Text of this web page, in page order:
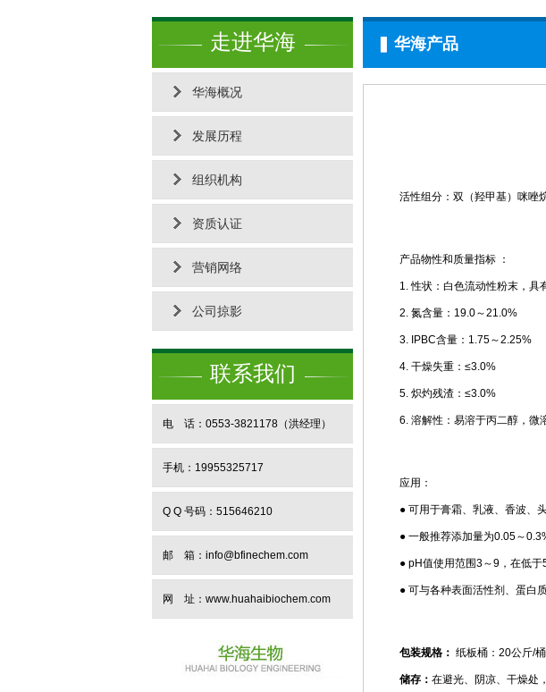
走进华海
华海概况
发展历程
组织机构
资质认证
营销网络
公司掠影
联系我们
电 话：0553-3821178（洪经理）
手机：19955325717
Q Q 号码：515646210
邮 箱：info@bfinechem.com
网 址： www.huahaibiochem.com
华海产品
活性组分：双（羟甲基）咪唑
产品物性和质量指标 ：
1. 性状：白色流动性粉末，具
2. 氮含量：19.0～21.0%
3. IPBC含量：1.75～2.25%
4. 干燥失重：≤3.0%
5. 炽灼残渣：≤3.0%
6. 溶解性：易溶于丙二醇，微
应用：
● 可用于膏霜、乳液、香波、
● 一般推荐添加量为0.05～
● pH值使用范围3～9，在低
● 可与各种表面活性剂、蛋白
包装规格： 纸板桶：20公斤/
储存： 在避光、阴凉、干燥处